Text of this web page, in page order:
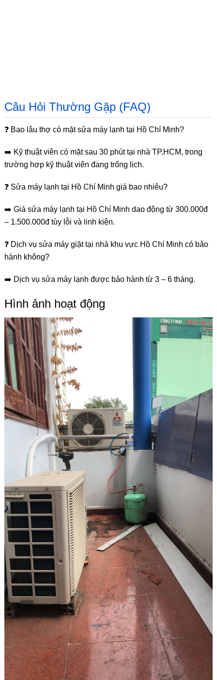
Câu Hỏi Thường Gặp (FAQ)
❓ Bao lâu thợ có mặt sửa máy lạnh tại Hồ Chí Minh?
➡️ Kỹ thuật viên có mặt sau 30 phút tại nhà TP.HCM, trong
trường hợp kỹ thuật viên đang trống lịch.
❓ Sửa máy lạnh tại Hồ Chí Minh giá bao nhiêu?
➡️ Giá sửa máy lạnh tại Hồ Chí Minh dao động từ 300.000đ
– 1.500.000đ tùy lỗi và linh kiện.
❓ Dịch vụ sửa máy giặt tại nhà khu vực Hồ Chí Minh có bảo
hành không?
➡️ Dịch vụ sửa máy lạnh được bảo hành từ 3 – 6 tháng.
Hình ảnh hoạt động